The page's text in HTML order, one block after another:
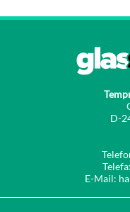
D-
E-Mail: